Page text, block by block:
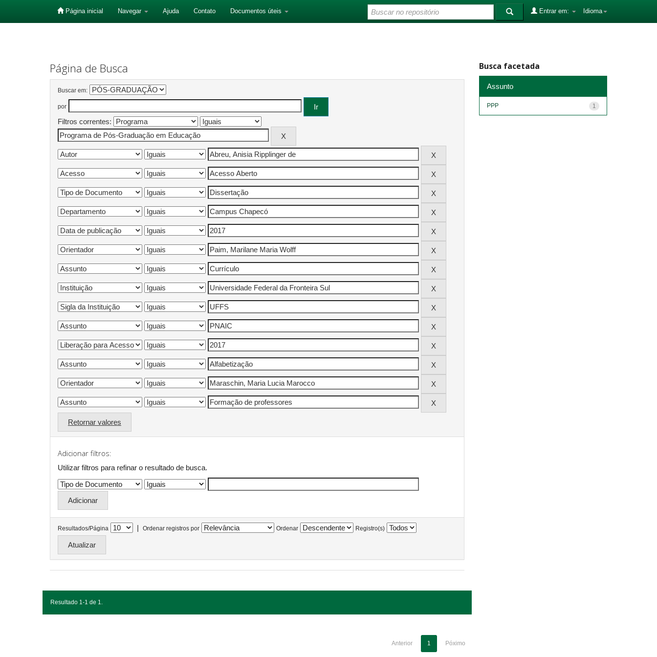
Página inicial Navegar Ajuda Contato Documentos úteis Idioma
Entrar em:
Página de Busca
Buscar em:
por
Filtros correntes:
Retornar valores
Adicionar filtros:
Utilizar filtros para refinar o resultado de busca.
Resultados/Página | Ordenar registros por Ordenar Registro(s)
Resultado 1-1 de 1.
Anterior 1 Póximo
Busca facetada
Assunto
1
PPP